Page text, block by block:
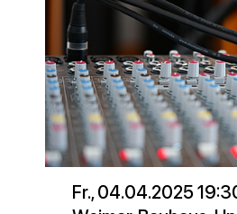
Fr., 04.04.2025